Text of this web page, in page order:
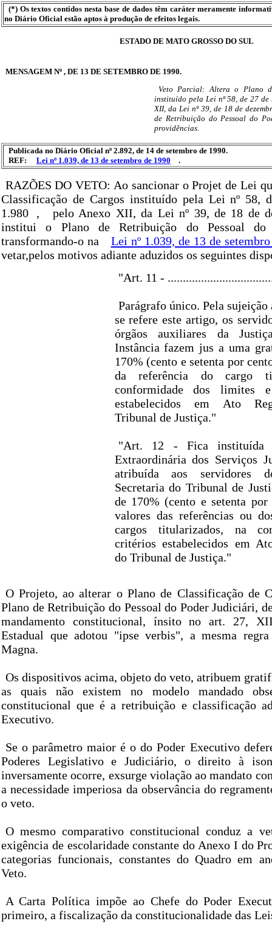
(*) Os textos contidos nesta base de dados têm caráter meramente
no Diário Oficial estão aptos à produção de efeitos legais.
ESTADO DE MATO GROSSO DO SUL
MENSAGEM Nº , DE 13 DE SETEMBRO DE 1990.
Veto Parcial: Altera o Plano
instituído pela Lei nº 58, de 27 de
XII, da Lei nº 39, de 18 de
de Retribuição do Pessoal do
providências.
Publicada no Diário Oficial nº 2.892, de 14 de setembro de 1990.
REF:
Lei nº 1.039, de 13 de setembro de 1990 .
RAZÕES DO VETO: Ao sancionar o Projet de Lei
Classificação de Cargos instituído pela Lei nº 58,
1.980
,
pelo Anexo XII, da Lei nº 39, de 18 de
institui o Plano de Retribuição do Pessoal do
transformando-o na
Lei nº 1.039, de 13 de
vetar,pelos motivos adiante aduzidos os seguintes
"Art. 11 -
Parágrafo único. Pela sujeição
se refere este artigo, os
órgãos auxiliares da
Instância fazem jus a uma
170% (cento e setenta por
da referência do cargo
conformidade dos limites
estabelecidos em Ato
Tribunal de Justiça."
"Art. 12 - Fica instituída
Extraordinária dos Serviços
atribuída aos servidores
Secretaria do Tribunal de
de 170% (cento e setenta por
valores das referências ou
cargos titularizados, na
critérios estabelecidos em
do Tribunal de Justiça."
O Projeto, ao alterar o Plano de Classificação de
Plano de Retribuição do Pessoal do Poder Judiciári,
mandamento constitucional, ínsito no art. 27,
Estadual que adotou "ipse verbis", a mesma
Magna.
Os dispositivos acima, objeto do veto, atribuem
as quais não existem no modelo mandado
constitucional que é a retribuição e classificação
Executivo.
Se o parâmetro maior é o do Poder Executivo
Poderes Legislativo e Judiciário, o direito à
inversamente ocorre, exsurge violação ao mandato
a necessidade imperiosa da observância do
o veto.
O mesmo comparativo constitucional conduz a
exigência de escolaridade constante do Anexo I do
categorias funcionais, constantes do Quadro em
Veto.
A Carta Política impõe ao Chefe do Poder
primeiro, a fiscalização da constitucionalidade das